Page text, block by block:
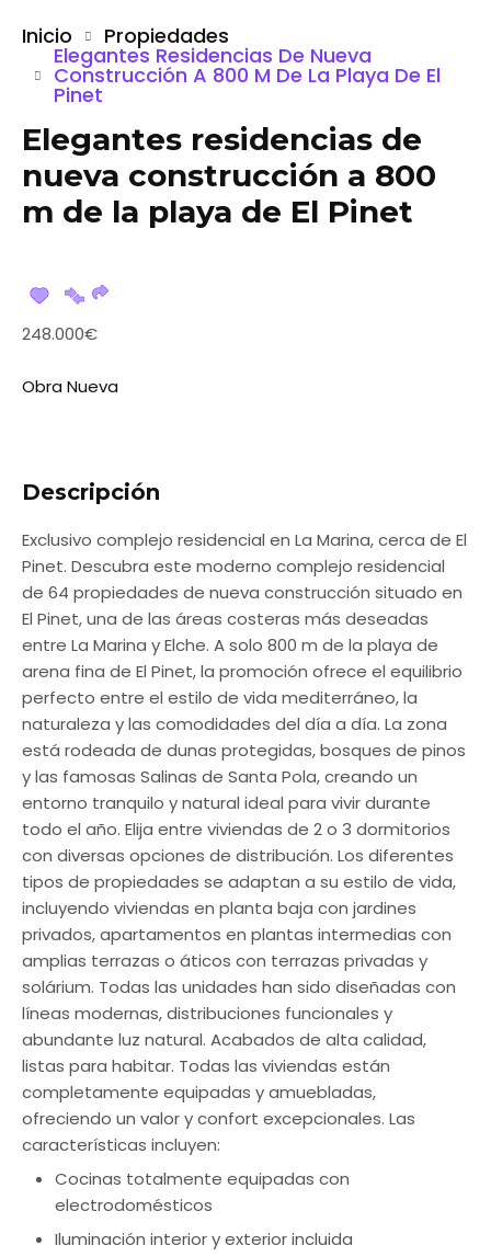
Inicio Propiedades
Elegantes Residencias De Nueva
Construcción A 800 M De La Playa De El
Pinet
Elegantes residencias de
nueva construcción a 800
m de la playa de El Pinet
248.000€
Obra Nueva
Descripción
Exclusivo complejo residencial en La Marina, cerca de El
Pinet. Descubra este moderno complejo residencial
de 64 propiedades de nueva construcción situado en
El Pinet, una de las áreas costeras más deseadas
entre La Marina y Elche. A solo 800 m de la playa de
arena fina de El Pinet, la promoción ofrece el equilibrio
perfecto entre el estilo de vida mediterráneo, la
naturaleza y las comodidades del día a día. La zona
está rodeada de dunas protegidas, bosques de pinos
y las famosas Salinas de Santa Pola, creando un
entorno tranquilo y natural ideal para vivir durante
todo el año. Elija entre viviendas de 2 o 3 dormitorios
con diversas opciones de distribución. Los diferentes
tipos de propiedades se adaptan a su estilo de vida,
incluyendo viviendas en planta baja con jardines
privados, apartamentos en plantas intermedias con
amplias terrazas o áticos con terrazas privadas y
solárium. Todas las unidades han sido diseñadas con
líneas modernas, distribuciones funcionales y
abundante luz natural. Acabados de alta calidad,
listas para habitar. Todas las viviendas están
completamente equipadas y amuebladas,
ofreciendo un valor y confort excepcionales. Las
características incluyen:
Cocinas totalmente equipadas con
electrodomésticos
Iluminación interior y exterior incluida